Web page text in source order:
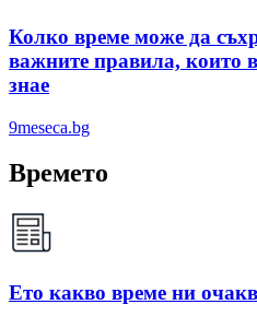
Колко време може да
важните правила, които
знае
9meseca.bg
Времето
Ето какво време ни